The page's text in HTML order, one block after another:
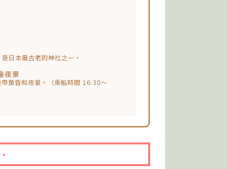
日本最古老的神社之一。
夜景
黄昏和夜景。（乘船時間 16:30～